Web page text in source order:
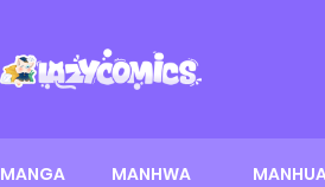
MANGA MANHWA